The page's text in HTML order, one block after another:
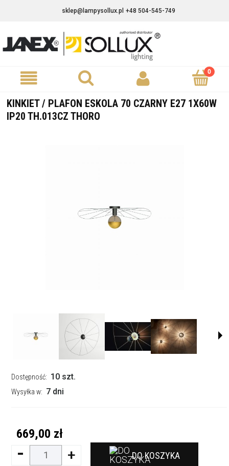
sklep@lampysollux.pl +48 504-545-749
KINKIET / PLAFON ESKOLA 70 CZARNY E27 1X60W
IP20 TH.013CZ THORO
Dostępność: 10 szt.
Wysyłka w: 7 dni
669,00 zł
- + DO KOSZYKA